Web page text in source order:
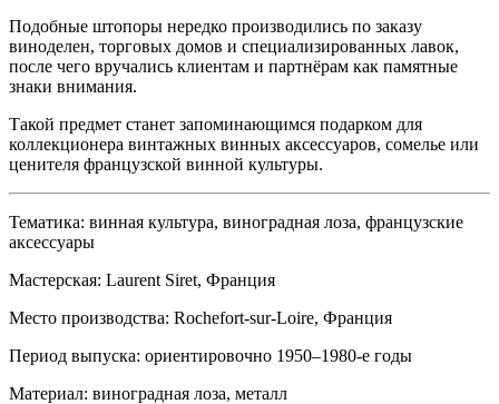
Подобные штопоры нередко производились по заказу
виноделен, торговых домов и специализированных лавок,
после чего вручались клиентам и партнёрам как памятные
знаки внимания.
Такой предмет станет запоминающимся подарком для
коллекционера винтажных винных аксессуаров, сомелье или
ценителя французской винной культуры.
Тематика: винная культура, виноградная лоза, французские
аксессуары
Мастерская: Laurent Siret, Франция
Место производства: Rochefort-sur-Loire, Франция
Период выпуска: ориентировочно 1950–1980-е годы
Материал: виноградная лоза, металл